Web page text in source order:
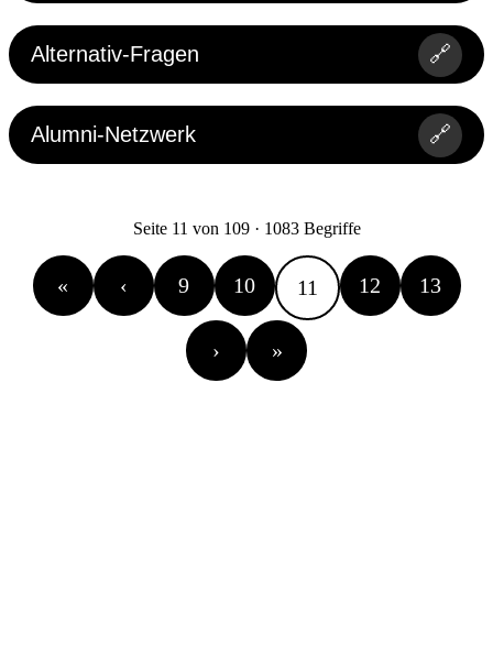
Alternativ-Fragen 🔗
Alumni-Netzwerk 🔗
Seite 11 von 109 · 1083 Begriffe
« ‹ 9 10 11 12 13
› »